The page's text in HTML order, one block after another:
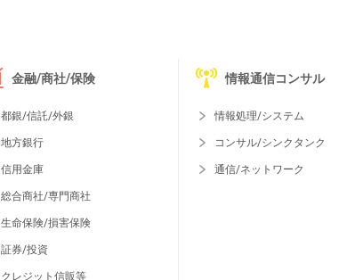
金融/商社/保険
都銀/信託/外銀
地方銀行
信用金庫
総合商社/専門商社
生命保険/損害保険
証券/投資
クレジット信販等
情報通信コンサル
情報処理/システム
コンサル/シンクタンク
通信/ネットワーク